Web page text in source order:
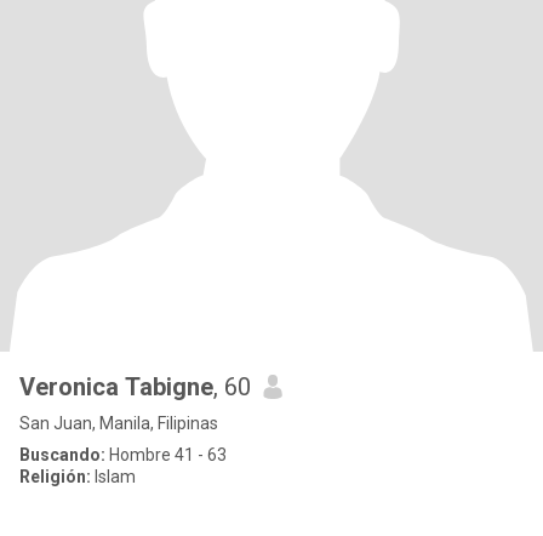
Veronica Tabigne, 60
San Juan, Manila, Filipinas
Buscando: Hombre 41 - 63
Religión: Islam